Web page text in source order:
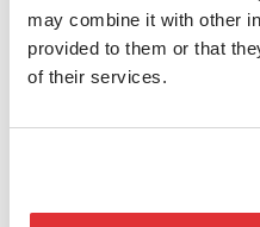
may combine it with other
provided to them or that
of their services.
Den unike
løsninger gjør at